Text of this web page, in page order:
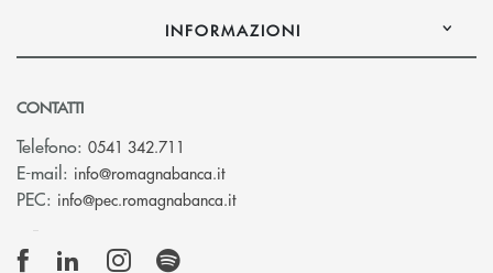
INFORMAZIONI
CONTATTI
Telefono: 0541 342.711
E-mail: info@romagnabanca.it(si apre l’app di posta elettronica)
PEC: info@pec.romagnabanca.it(si apre l’app di posta elettronica)